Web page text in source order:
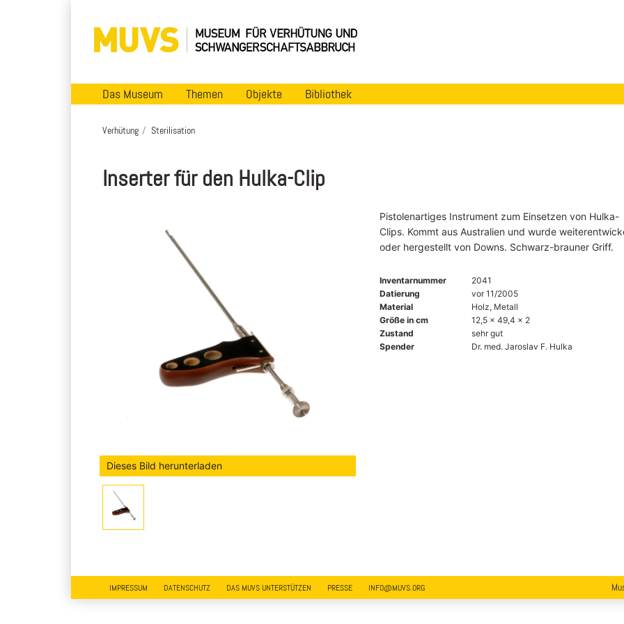
Das Museum Themen Objekte Bibliothek
Verhütung Sterilisation
Inserter für den Hulka-Clip
Dieses Bild herunterladen
Pistolenartiges Instrument zum Einsetzen von Hulka-
Clips. Kommt aus Australien und wurde
oder hergestellt von Downs. Schwarz-brauner Griff.
Inventarnummer
2041
Datierung
vor 11/2005
Material
Holz, Metall
Größe in cm
12,5 x 49,4 x 2
Zustand
sehr gut
Spender
Dr. med. Jaroslav F. Hulka
IMPRESSUM DATENSCHUTZ DAS MUVS UNTERSTÜTZEN PRESSE INFO@MUVS.ORG